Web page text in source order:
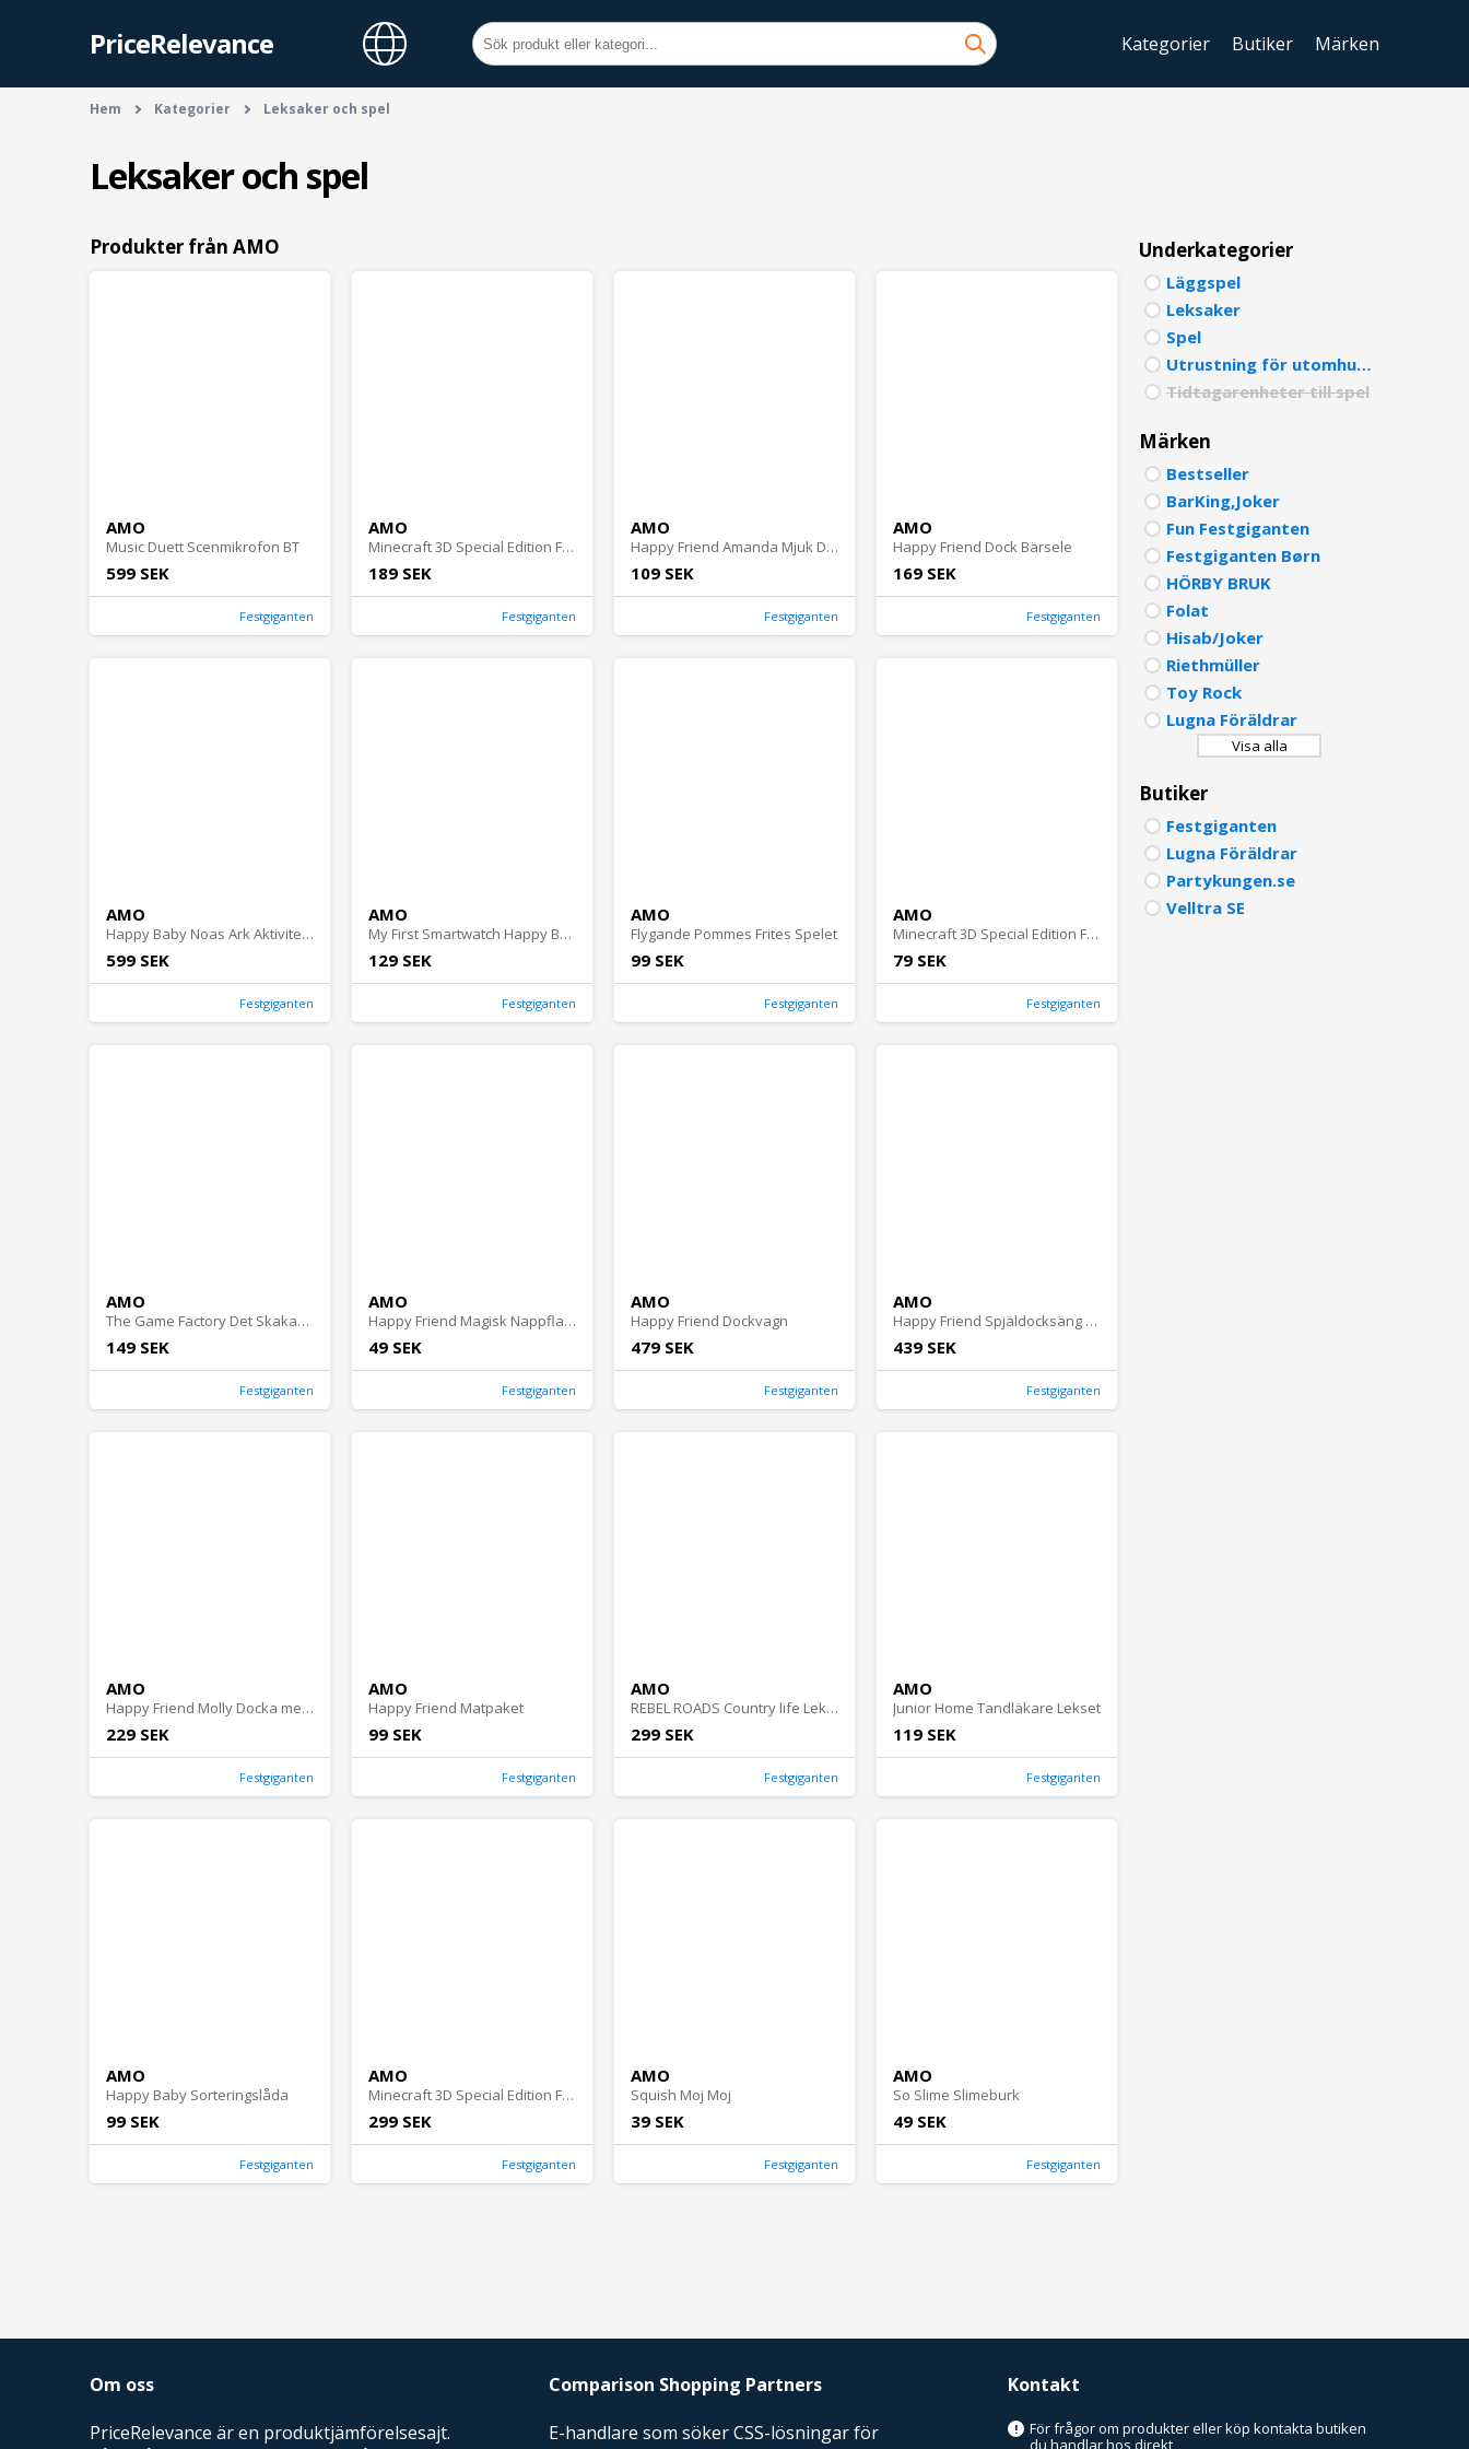
PriceRelevance Kategorier Butiker Märken
Hem Kategorier Leksaker och spel
Leksaker och spel
Produkter från AMO
AMO
Music Duett Scenmikrofon BT
599 SEK
Festgiganten
AMO
Minecraft 3D Special Edition Figur 3 pack Blister
189 SEK
Festgiganten
AMO
Happy Friend Amanda Mjuk Docka 19 cm 6 varianter
109 SEK
Festgiganten
AMO
Happy Friend Dock Bärsele
169 SEK
Festgiganten
AMO
Happy Baby Noas Ark Aktivitetsleksak med Ljud och Musik
599 SEK
Festgiganten
AMO
My First Smartwatch Happy Baby
129 SEK
Festgiganten
AMO
Flygande Pommes Frites Spelet
99 SEK
Festgiganten
AMO
Minecraft 3D Special Edition Figur 1 pack Blister
79 SEK
Festgiganten
AMO
The Game Factory Det Skakande Tornet Spel
149 SEK
Festgiganten
AMO
Happy Friend Magisk Nappflaska Mjölk
49 SEK
Festgiganten
AMO
Happy Friend Dockvagn
479 SEK
Festgiganten
AMO
Happy Friend Spjäldocksäng av Trä
439 SEK
Festgiganten
AMO
Happy Friend Molly Docka med 20 Ljud
229 SEK
Festgiganten
AMO
Happy Friend Matpaket
99 SEK
Festgiganten
AMO
REBEL ROADS Country life Lekmatta 92x133cm
299 SEK
Festgiganten
AMO
Junior Home Tandläkare Lekset
119 SEK
Festgiganten
AMO
Happy Baby Sorteringslåda
99 SEK
Festgiganten
AMO
Minecraft 3D Special Edition Figur 5 pack Blister
299 SEK
Festgiganten
AMO
Squish Moj Moj
39 SEK
Festgiganten
AMO
So Slime Slimeburk
49 SEK
Festgiganten
Underkategorier
Läggspel
Leksaker
Spel
Utrustning för utomhuslek
Tidtagarenheter till spel
Märken
Bestseller
BarKing,Joker
Fun Festgiganten
Festgiganten Børn
HÖRBY BRUK
Folat
Hisab/Joker
Riethmüller
Toy Rock
Lugna Föräldrar
Visa alla
Butiker
Festgiganten
Lugna Föräldrar
Partykungen.se
Velltra SE
Om oss
PriceRelevance är en produktjämförelsesajt.
Comparison Shopping Partners
E-handlare som söker CSS-lösningar för
Kontakt
!
För frågor om produkter eller köp kontakta butiken
du handlar hos direkt